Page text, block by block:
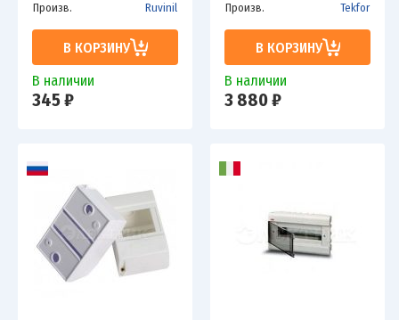
Произв.
Ruvinil
В КОРЗИНУ
В наличии
345 ₽
Произв.
Tekfor
В КОРЗИНУ
В наличии
3 880 ₽